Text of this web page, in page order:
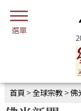
首頁 >全球宗教>佛